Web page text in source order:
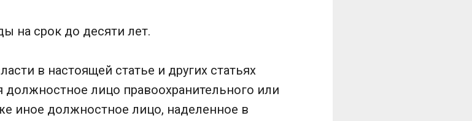
на срок до десяти лет.
в настоящей статье и других статьях
должностное лицо правоохранительного или
иное должностное лицо, наделенное в